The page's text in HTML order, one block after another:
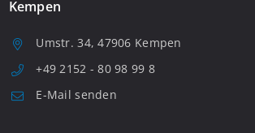
Kempen
Umstr. 34, 47906 Kempen
+49 2152 - 80 98 99 8
E-Mail senden